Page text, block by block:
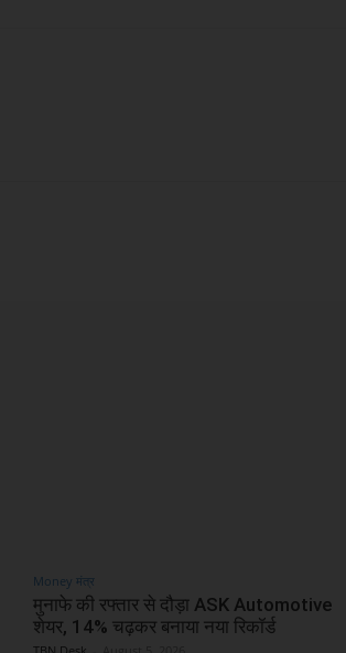
Money मंत्र
मुनाफे की रफ्तार से दौड़ा ASK Automotive
शेयर, 14% चढ़कर बनाया नया रिकॉर्ड